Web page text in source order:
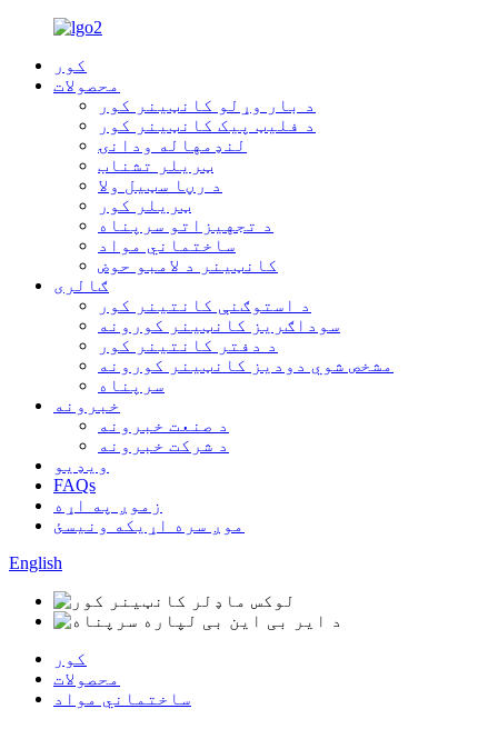
کور
محصولات
د بار وړلو کانټینر کور
د فلیټ پیک کانټینر کور
لنډمهاله ودانۍ
ټریلر تشناب
د رڼا سټیل ولا
ټریلر کور
د تجهیزاتو سرپناه
ساختماني مواد
کانټینر د لامبو حوض
ګالری
د استوګنې کانتینر کور
سوداګریز کانټینر کورونه
د دفتر کانتینر کور
مشخص شوي دودیز کانټینر کورونه
سرپناه
خبرونه
د صنعت خبرونه
د شرکت خبرونه
ویډیو
FAQs
زموږ په اړه
موږ سره اړیکه ونیسئ
English
کور
محصولات
ساختماني مواد